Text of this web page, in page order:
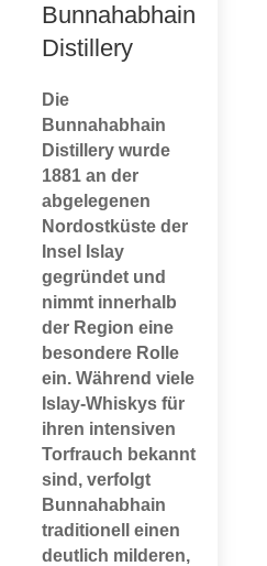
Bunnahabhain
Distillery
Die
Bunnahabhain
Distillery wurde
1881 an der
abgelegenen
Nordostküste der
Insel Islay
gegründet und
nimmt innerhalb
der Region eine
besondere Rolle
ein. Während viele
Islay-Whiskys für
ihren intensiven
Torfrauch bekannt
sind, verfolgt
Bunnahabhain
traditionell einen
deutlich milderen,